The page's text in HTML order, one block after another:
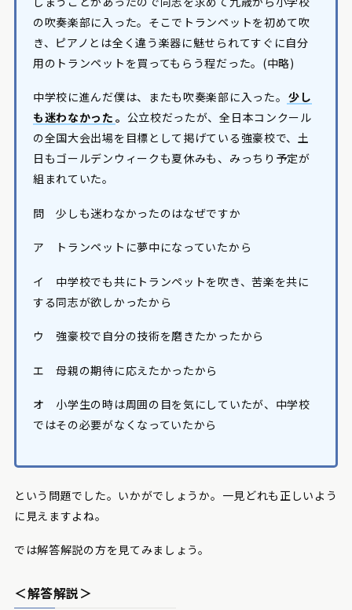
の吹奏楽部に入った。そこでトランペットを初めて吹
き、ピアノとは全く違う楽器に魅せられてすぐに自分
用のトランペットを買ってもらう程だった。(中略)
中学校に進んだ僕は、またも吹奏楽部に入った。 少し
も迷わなかった 。 公立校だったが、全日本コンクール
の全国大会出場を目標として掲げている強豪校で、土
日もゴールデンウィークも夏休みも、みっちり予定が
組まれていた。
問 少しも迷わなかったのはなぜですか
ア トランペットに夢中になっていたから
イ 中学校でも共にトランペットを吹き、苦楽を共に
する同志が欲しかったから
ウ 強豪校で自分の技術を磨きたかったから
エ 母親の期待に応えたかったから
オ 小学生の時は周囲の目を気にしていたが、中学校
ではその必要がなくなっていたから
という問題でした。いかがでしょうか。一見どれも正しいよう
に見えますよね。
では解答解説の方を見てみましょう。
＜解答解説＞